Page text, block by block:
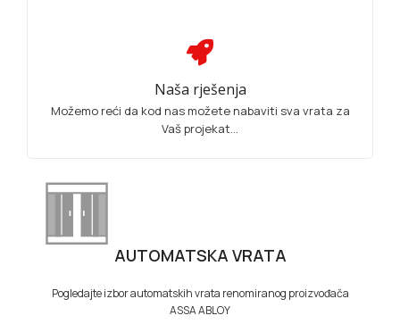
Naša rješenja
Možemo reći da kod nas možete nabaviti sva vrata za
Vaš projekat...
AUTOMATSKA VRATA
Pogledajte izbor automatskih vrata renomiranog proizvođača
ASSA ABLOY